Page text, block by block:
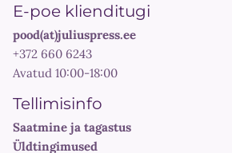
E-poe klienditugi
pood(at)juliuspress.ee
+372 660 6243
Avatud 10:00-18:00
Tellimisinfo
Saatmine ja tagastus
Üldtingimused